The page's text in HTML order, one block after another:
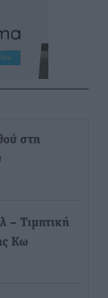
στη
– Τιμητική
Κω